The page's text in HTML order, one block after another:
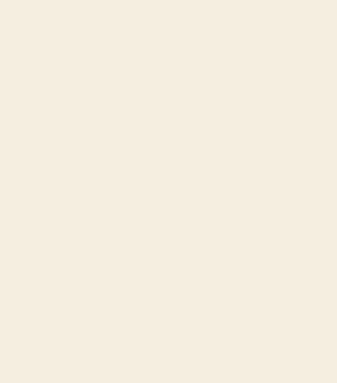
toutes les ambitions : le pôle...